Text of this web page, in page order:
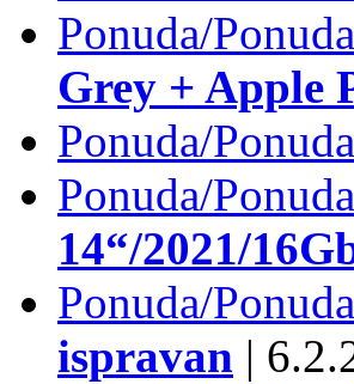
Ponuda/
Grey + Apple
Ponuda/
Ponuda/
14“/2021/
Ponuda/
ispravan |